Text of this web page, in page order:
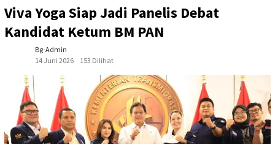
Viva Yoga Siap Jadi Panelis Debat
Kandidat Ketum BM PAN
Bg-Admin
14 Juni 2026
153 Dilihat